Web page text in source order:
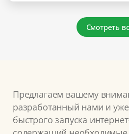
Смотреть
Предлагаем вашему
разработанный нами и
быстрого запуска